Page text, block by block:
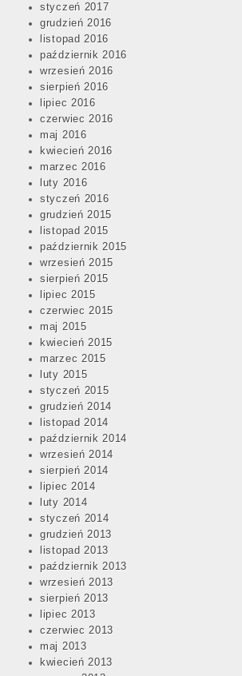
styczeń 2017
grudzień 2016
listopad 2016
październik 2016
wrzesień 2016
sierpień 2016
lipiec 2016
czerwiec 2016
maj 2016
kwiecień 2016
marzec 2016
luty 2016
styczeń 2016
grudzień 2015
listopad 2015
październik 2015
wrzesień 2015
sierpień 2015
lipiec 2015
czerwiec 2015
maj 2015
kwiecień 2015
marzec 2015
luty 2015
styczeń 2015
grudzień 2014
listopad 2014
październik 2014
wrzesień 2014
sierpień 2014
lipiec 2014
luty 2014
styczeń 2014
grudzień 2013
listopad 2013
październik 2013
wrzesień 2013
sierpień 2013
lipiec 2013
czerwiec 2013
maj 2013
kwiecień 2013